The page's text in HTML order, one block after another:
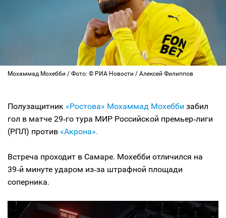
Мохаммад Мохебби / Фото: © РИА Новости / Алексей Филиппов
Полузащитник «Ростова» Мохаммад Мохебби забил
гол в матче 29‑го тура МИР Российской премьер‑лиги
(РПЛ) против «Акрона».
Встреча проходит в Самаре. Мохебби отличился на
39‑й минуте ударом из‑за штрафной площади
соперника.